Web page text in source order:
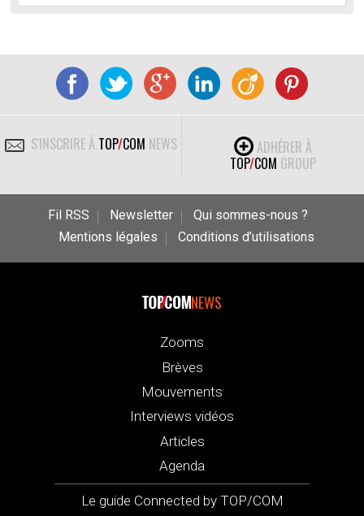
S'INSCRIRE À TOP/COM NEWS
ADHÉRER À
TOP/COM GROUP
Fil RSS Newsletter
Qui sommes-nous ?
Mentions légales
Conditions d’utilisations
NEWS
Zooms
Brèves
Mouvements
Interviews vidéos
Articles
Agenda
Le guide Connected by TOP/COM